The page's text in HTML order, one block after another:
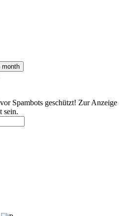
month
Spambots geschützt! Zur Anzeige
sein.